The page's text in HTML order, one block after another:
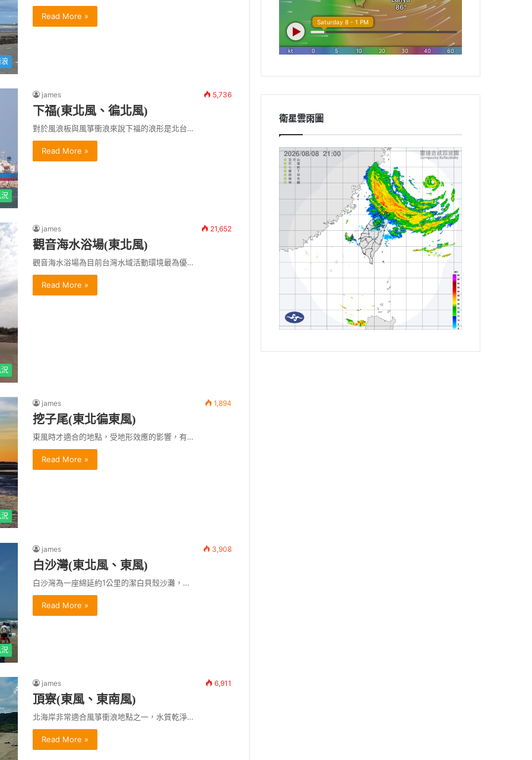
Read More »
james 5,736
下福(東北風、徧北風)
對於風浪板與風箏衝浪來說下福的浪形是北台…
Read More »
james 21,652
觀音海水浴場(東北風)
觀音海水浴場為目前台灣水域活動環境最為優…
Read More »
james 1,894
挖子尾(東北徧東風)
東風時才適合的地點，受地形效應的影響，有…
Read More »
james 3,908
白沙灣(東北風、東風)
白沙灣為一座綿延約1公里的潔白貝殼沙灘，…
Read More »
james 6,911
頂寮(東風、東南風)
北海岸非常適合風箏衝浪地點之一，水質乾淨…
Read More »
衛星雲雨圖